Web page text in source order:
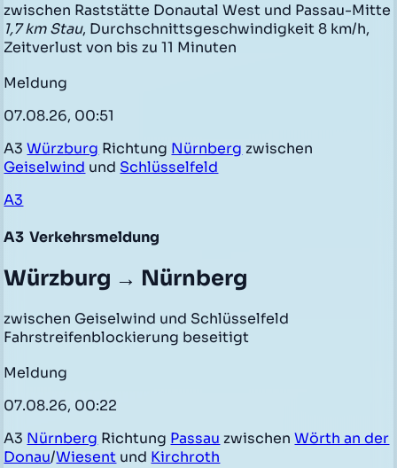
zwischen Raststätte Donautal West und Passau-Mitte
1,7 km Stau, Durchschnittsgeschwindigkeit 8 km/h,
Zeitverlust von bis zu 11 Minuten
Meldung
07.08.26, 00:51
A3Würzburg Richtung Nürnberg zwischen
Geiselwind und Schlüsselfeld
A3
A3 Verkehrsmeldung
Würzburg → Nürnberg
zwischen Geiselwind und Schlüsselfeld
Fahrstreifenblockierung beseitigt
Meldung
07.08.26, 00:22
A3 Nürnberg Richtung Passau zwischenWörth an der
Donau/Wiesent und Kirchroth